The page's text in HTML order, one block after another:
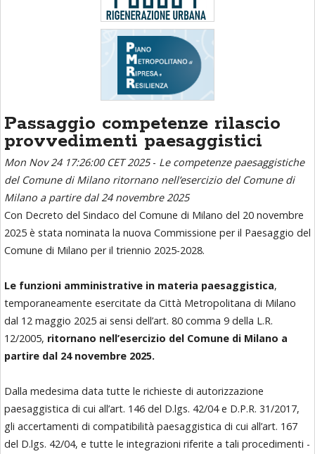
Passaggio competenze rilascio
provvedimenti paesaggistici
Mon Nov 24 17:26:00 CET 2025- Le competenze paesaggistiche
del Comune di Milano ritornano nell’esercizio del Comune di
Milano a partire dal 24 novembre 2025
Con Decreto del Sindaco del Comune di Milano del 20 novembre
2025 è stata nominata la nuova Commissione per il Paesaggio del
Comune di Milano per il triennio 2025-2028.
Le funzioni amministrative in materia paesaggistica,
temporaneamente esercitate da Città Metropolitana di Milano
dal 12 maggio 2025 ai sensi dell’art. 80 comma 9 della L.R.
12/2005, ritornano nell’esercizio del Comune di Milano a
partire dal 24 novembre 2025.
Dalla medesima data tutte le richieste di autorizzazione
paesaggistica di cui all’art. 146 del D.lgs. 42/04 e D.P.R. 31/2017,
gli accertamenti di compatibilità paesaggistica di cui all’art. 167
del D.lgs. 42/04, e tutte le integrazioni riferite a tali procedimenti -